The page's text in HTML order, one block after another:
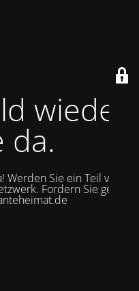
wieder
da.
Sie ein Teil von
Fordern Sie gerne